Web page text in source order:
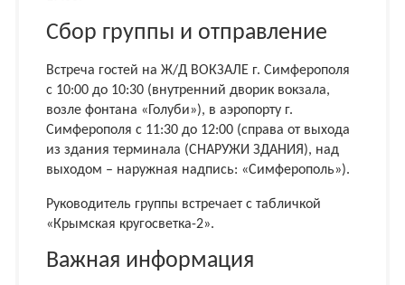
Сбор группы и отправление
Встреча гостей на Ж/Д ВОКЗАЛЕ г. Симферополя
с 10:00 до 10:30 (внутренний дворик вокзала,
возле фонтана «Голуби»), в аэропорту г.
Симферополя с 11:30 до 12:00 (справа от выхода
из здания терминала (СНАРУЖИ ЗДАНИЯ), над
выходом – наружная надпись: «Симферополь»).
Руководитель группы встречает с табличкой
«Крымская кругосветка-2».
Важная информация